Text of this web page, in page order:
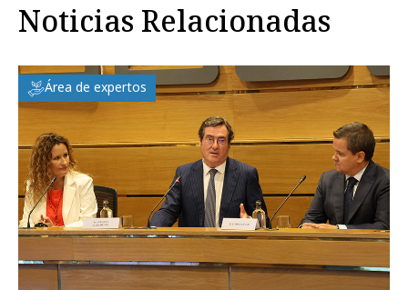
Noticias Relacionadas
Área de expertos